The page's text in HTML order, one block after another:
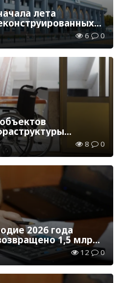
лета
вокзалов
6 0
лиц с
8 0
2026 года
1,5 млрд
12 0